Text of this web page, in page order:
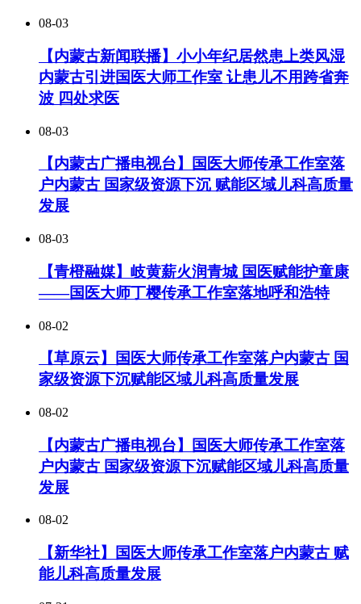
08-03
【内蒙古新闻联播】小小年纪居然患上类风湿
内蒙古引进国医大师工作室 让患儿不用跨省奔
波 四处求医
08-03
【内蒙古广播电视台】国医大师传承工作室落
户内蒙古 国家级资源下沉 赋能区域儿科高质量
发展
08-03
【青橙融媒】岐黄薪火润青城 国医赋能护童康
——国医大师丁樱传承工作室落地呼和浩特
08-02
【草原云】国医大师传承工作室落户内蒙古 国
家级资源下沉赋能区域儿科高质量发展
08-02
【内蒙古广播电视台】国医大师传承工作室落
户内蒙古 国家级资源下沉赋能区域儿科高质量
发展
08-02
【新华社】国医大师传承工作室落户内蒙古 赋
能儿科高质量发展